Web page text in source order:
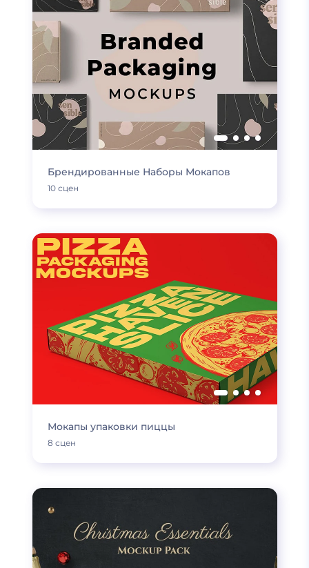
Брендированные Наборы Мокапов
10 сцен
Мокапы упаковки пиццы
8 сцен